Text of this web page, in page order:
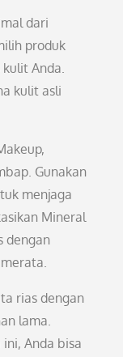
dari
produk
Anda.
kulit asli
Gunakan
menjaga
Mineral
dengan
rias dengan
lama.
Anda bisa